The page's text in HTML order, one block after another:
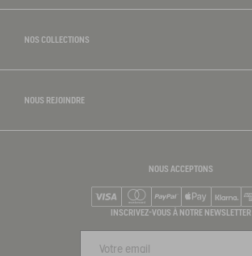
NOS COLLECTIONS
NOUS REJOINDRE
NOUS ACCEPTONS
Visa Mastercard
PayPalApple PayKlarna
INSCRIVEZ-VOUS À NOTRE NEWSLETTER